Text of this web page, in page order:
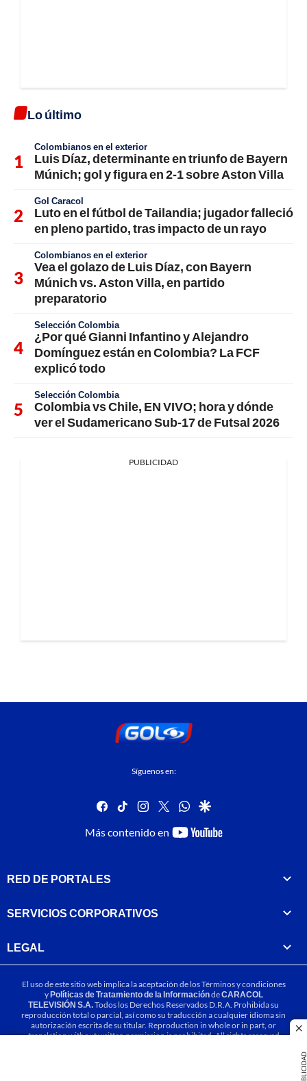
PUBLICIDAD
Lo último
Colombianos en el exterior
Luis Díaz, determinante en triunfo de Bayern
Múnich; gol y figura en 2-1 sobre Aston Villa
Gol Caracol
Luto en el fútbol de Tailandia; jugador falleció
en pleno partido, tras impacto de un rayo
Colombianos en el exterior
Vea el golazo de Luis Díaz, con Bayern
Múnich vs. Aston Villa, en partido
preparatorio
Selección Colombia
¿Por qué Gianni Infantino y Alejandro
Domínguez están en Colombia? La FCF
explicó todo
Selección Colombia
Colombia vs Chile, EN VIVO; hora y dónde
ver el Sudamericano Sub-17 de Futsal 2026
PUBLICIDAD
Síguenos en:
facebook
tiktok instagram
twitterwhatsapp
google
Más contenido en
youtube-
RED DE PORTALES
SERVICIOS CORPORATIVOS
LEGAL
El uso de este sitio web implica la aceptación de losTérminos y condiciones
yPolíticas de Tratamiento de la InformacióndeCARACOL
TELEVISIÓN S.A.Todos los Derechos Reservados D.R.A. Prohibida su
reproducción total o parcial, así como su traducción a cualquier idioma sin
autorización escrita de su titular. Reproduction in whole or in part, or
translation without written permission is prohibited. All rights reserved